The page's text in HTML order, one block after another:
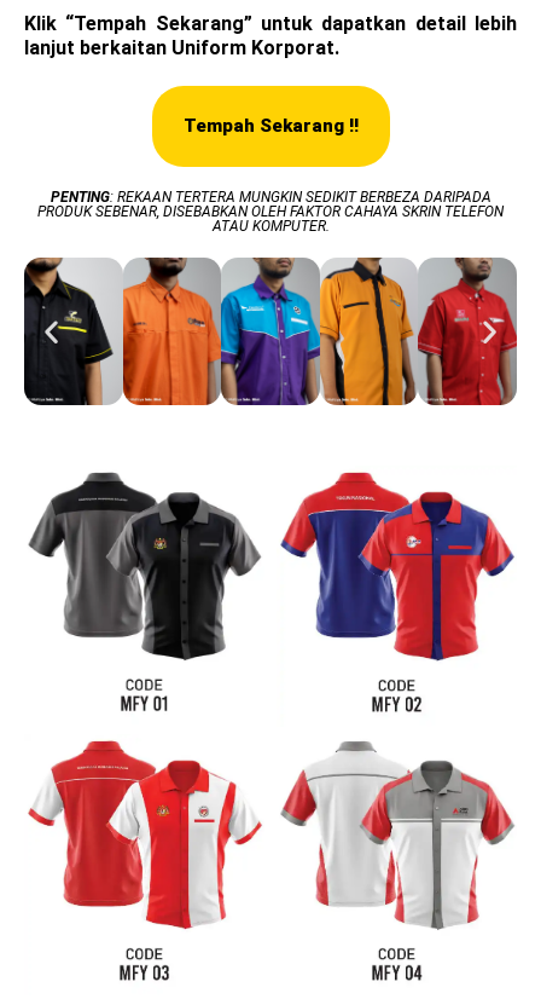
Klik “Tempah Sekarang” untuk dapatkan detail lebih
lanjut berkaitan Uniform Korporat.
Tempah Sekarang !!
PENTING: REKAAN TERTERA MUNGKIN SEDIKIT BERBEZA DARIPADA
PRODUK SEBENAR, DISEBABKAN OLEH FAKTOR CAHAYA SKRIN TELEFON
ATAU KOMPUTER.